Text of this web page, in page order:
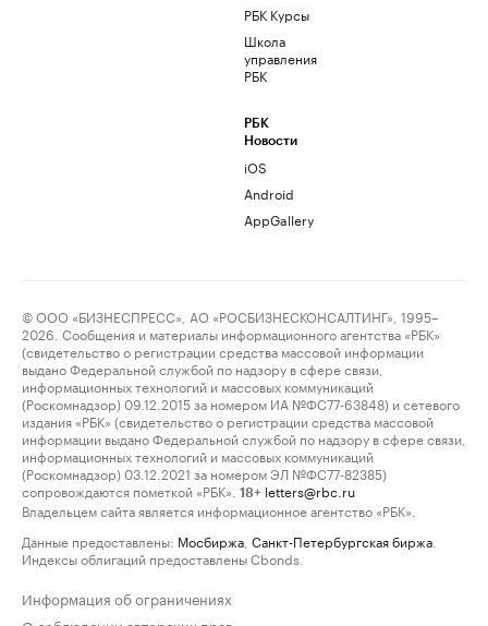
РБК Курсы
Школа
управления
РБК
РБК
Новости
iOS
Android
AppGallery
© ООО «БИЗНЕСПРЕСС», АО «РОСБИЗНЕСКОНСАЛТИНГ», 1995–
2026. Сообщения и материалы информационного агентства «РБК»
(свидетельство о регистрации средства массовой информации
выдано Федеральной службой по надзору в сфере связи,
информационных технологий и массовых коммуникаций
(Роскомнадзор) 09.12.2015 за номером ИА №ФС77-63848) и сетевого
издания «РБК» (свидетельство о регистрации средства массовой
информации выдано Федеральной службой по надзору в сфере связи,
информационных технологий и массовых коммуникаций
(Роскомнадзор) 03.12.2021 за номером ЭЛ №ФС77-82385)
сопровождаются пометкой «РБК».
18+ letters@rbc.ru
Владельцем сайта является информационное агентство «РБК».
Данные предоставлены: Мосбиржа Санкт-Петербургская биржа
Индексы облигаций предоставлены Cbonds.
Информация об ограничениях